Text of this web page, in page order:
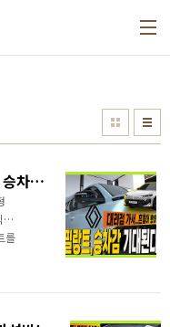
르노 필랑트 "승차감" 기대되는 이유! 승차감! 대리점 가서 직접 흔들어 봤어요! 많이 다른데? #주파수감응형댐퍼 #renault #하이브리드 #오로라2 #Flante
을
를
니